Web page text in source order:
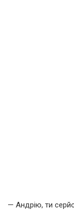
— Андрію, ти